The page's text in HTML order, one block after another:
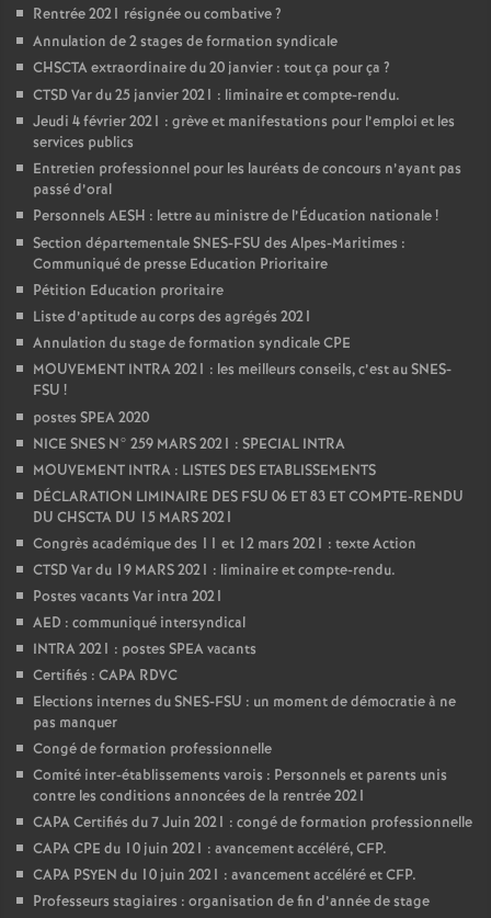
Rentrée 2021 résignée ou combative?
Annulation de 2 stages de formation syndicale
CHSCTA extraordinaire du 20 janvier : tout ça pour ça ?
CTSD Var du 25 janvier 2021 : liminaire et compte-rendu.
Jeudi 4 février 2021 : grève et manifestations pour l’emploi et les
services publics
Entretien professionnel pour les lauréats de concours n’ayant pas
passé d’oral
Personnels AESH : lettre au ministre de l’Éducation nationale!
Section départementale SNES-FSU des Alpes-Maritimes :
Communiqué de presse Education Prioritaire
Pétition Education proritaire
Liste d’aptitude au corps des agrégés 2021
Annulation du stage de formation syndicale CPE
MOUVEMENT INTRA 2021 : les meilleurs conseils, c’est au SNES-
FSU !
postes SPEA 2020
NICE SNES N° 259 MARS 2021 : SPECIAL INTRA
MOUVEMENT INTRA : LISTES DES ETABLISSEMENTS
DÉCLARATION LIMINAIRE DES FSU 06 ET 83 ET COMPTE-RENDU
DU CHSCTA DU 15 MARS 2021
Congrès académique des 11 et 12 mars 2021 : texte Action
CTSD Var du 19 MARS 2021 : liminaire et compte-rendu.
Postes vacants Var intra 2021
AED : communiqué intersyndical
INTRA 2021 : postes SPEA vacants
Certifiés : CAPA RDVC
Elections internes du SNES-FSU : un moment de démocratie à ne
pas manquer
Congé de formation professionnelle
Comité inter-établissements varois : Personnels et parents unis
contre les conditions annoncées de la rentrée 2021
CAPA Certifiés du 7 Juin 2021 : congé de formation professionnelle
CAPA CPE du 10 juin 2021 : avancement accéléré, CFP.
CAPA PSYEN du 10 juin 2021 : avancement accéléré et CFP.
Professeurs stagiaires : organisation de fin d’année de stage